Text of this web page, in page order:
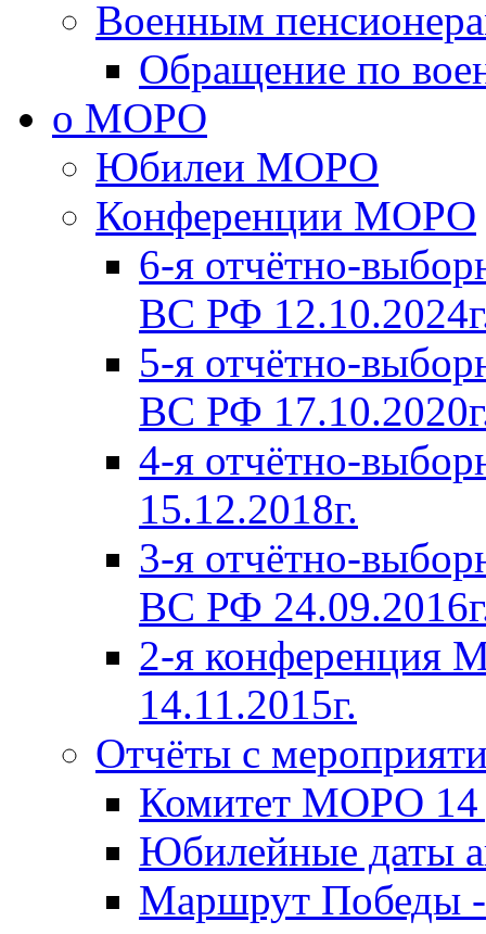
Военным
Обращение по
о МОРО
Юбилеи МОРО
Конференции МОРО
6-я отчётно-
ВС РФ
5-я отчётно-
ВС РФ
4-я отчётно-
15.12.2018г.
3-я отчётно-
ВС РФ
2-я
14.11.2015г.
Отчёты с
Комитет МОРО 14
Юбилейные даты
Маршрут Победы